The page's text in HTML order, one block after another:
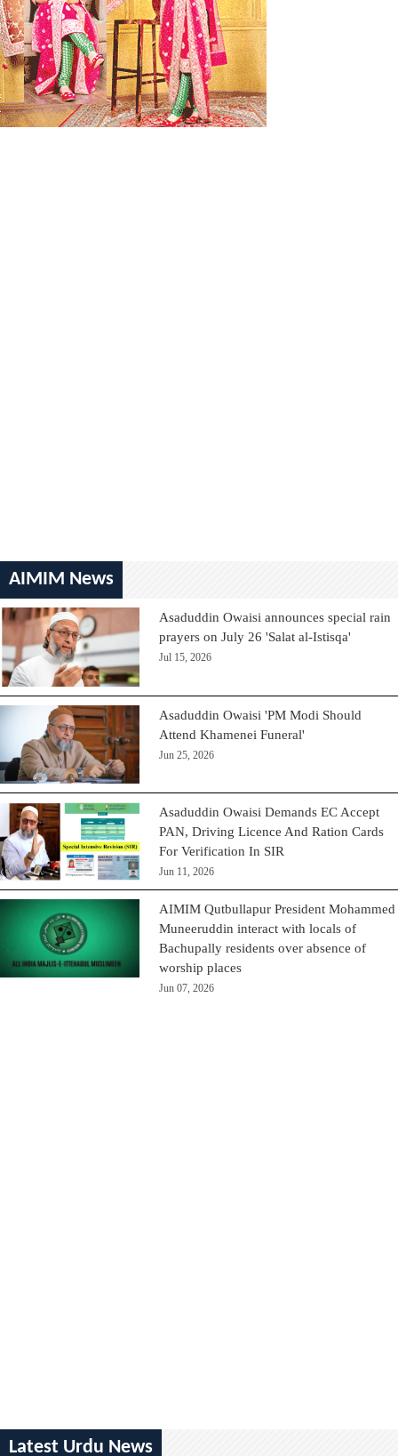
AIMIM News
Asaduddin Owaisi announces special rain
prayers on July 26 'Salat al-Istisqa'
Jul 15, 2026
Asaduddin Owaisi 'PM Modi Should
Attend Khamenei Funeral'
Jun 25, 2026
Asaduddin Owaisi Demands EC Accept
PAN, Driving Licence And Ration Cards
For Verification In SIR
Jun 11, 2026
AIMIM Qutbullapur President Mohammed
Muneeruddin interact with locals of
Bachupally residents over absence of
worship places
Jun 07, 2026
Latest Urdu News